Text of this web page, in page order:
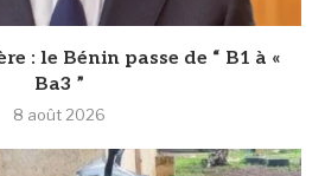
: le Bénin passe de “ B1 à «
Ba3 ”
8 août 2026